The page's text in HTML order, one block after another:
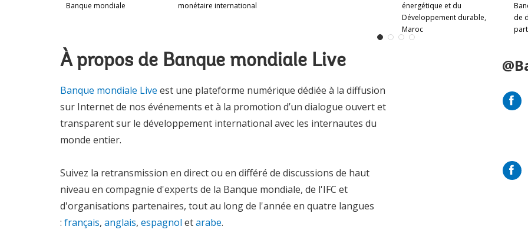
Banque mondiale
monétaire international
énergétique et du
Développement durable,
Maroc
de
À propos de Banque mondiale Live
Banque mondiale Live est une plateforme numérique dédiée à la diffusion
sur Internet de nos événements et à la promotion d’un dialogue ouvert et
transparent sur le développement international avec les internautes du
monde entier.
Suivez la retransmission en direct ou en différé de discussions de haut
niveau en compagnie d'experts de la Banque mondiale, de l'IFC et
d'organisations partenaires, tout au long de l'année en quatre langues
: français, anglais, espagnoletarabe.